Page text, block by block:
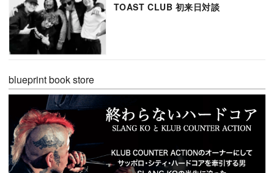
TOAST CLUB 初来日対談
blueprint book store